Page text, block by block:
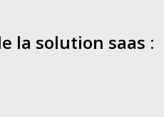
la solution saas :